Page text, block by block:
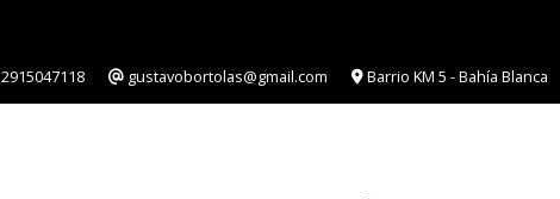
2915047118 gustavobortolas@gmail.com Barrio KM 5 - Bahía Blanca